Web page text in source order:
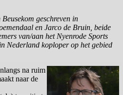
geschreven in
en Jarco de Bruin, beide
van/aan het Nyenrode Sports
Nederland koploper op het gebied
na ruim
naar de